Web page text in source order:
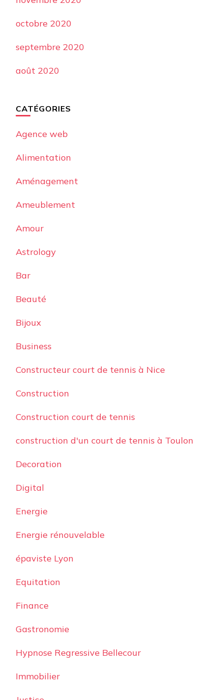
octobre 2020
septembre 2020
août 2020
CATÉGORIES
Agence web
Alimentation
Aménagement
Ameublement
Amour
Astrology
Bar
Beauté
Bijoux
Business
Constructeur court de tennis à Nice
Construction
Construction court de tennis
construction d'un court de tennis à Toulon
Decoration
Digital
Energie
Energie rénouvelable
épaviste Lyon
Equitation
Finance
Gastronomie
Hypnose Regressive Bellecour
Immobilier